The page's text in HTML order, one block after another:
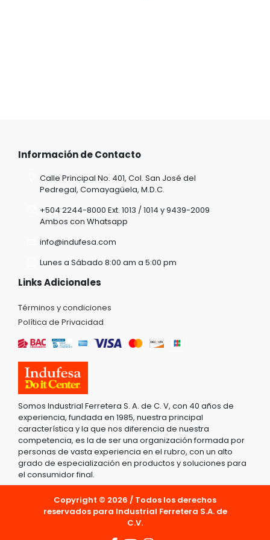
Información de Contacto
Calle Principal No. 401, Col. San José del
Pedregal, Comayagüela, M.D.C.
+504 2244-8000 Ext. 1013 / 1014 y 9439-2009
Ambos con Whatsapp
info@indufesa.com
Lunes a Sábado 8:00 am a 5:00 pm
Links Adicionales
Términos y condiciones
Política de Privacidad
Somos Industrial Ferretera S. A. de C. V, con 40 años de
experiencia, fundada en 1985, nuestra principal
característica y la que nos diferencia de nuestra
competencia, es la de ser una organización formada por
personas de vasta experiencia en el rubro, con un alto
grado de especialización en productos y soluciones para
el consumidor final.
Copyright © 2026 / Todos los derechos
reservados para Industrial Ferretera S.A. de
C.V.